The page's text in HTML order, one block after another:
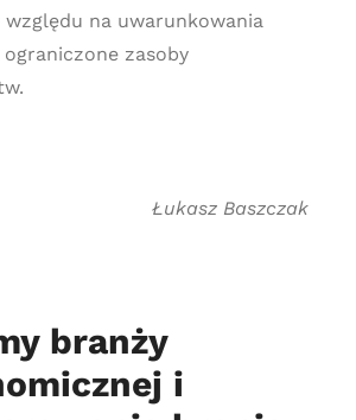
względu na uwarunkowania
zasoby
Łukasz Baszczak
branży
i